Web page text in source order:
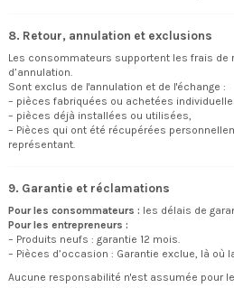
8. Retour, annulation et exclusions
Les consommateurs supportent les frais de
d’annulation.
Sont exclus de l'annulation et de l'échange :
– pièces fabriquées ou achetées
– pièces déjà installées ou utilisées,
– Pièces qui ont été récupérées
représentant.
9. Garantie et réclamations
Pour les consommateurs : les délais de
Pour les entrepreneurs :
– Produits neufs : garantie 12 mois.
– Pièces d’occasion : Garantie exclue, là où
Aucune responsabilité n'est assumée pour